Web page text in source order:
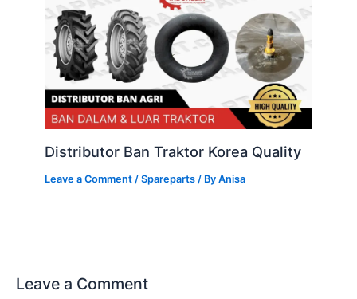
Distributor Ban Traktor Korea Quality
Leave a Comment /Spareparts / ByAnisa
Leave a Comment